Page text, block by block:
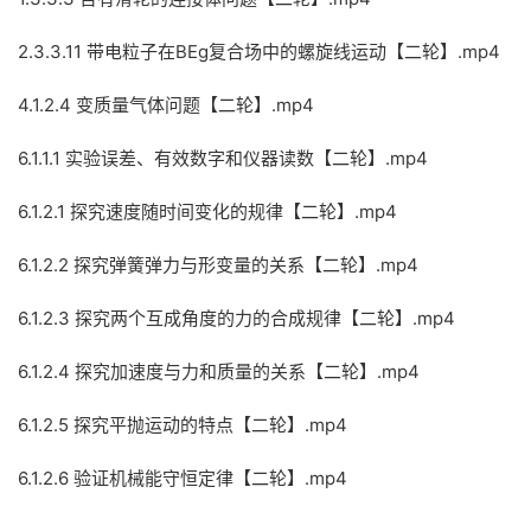
2.3.3.11 带电粒子在BEg复合场中的螺旋线运动【二轮】.mp4
4.1.2.4 变质量气体问题【二轮】.mp4
6.1.1.1 实验误差、有效数字和仪器读数【二轮】.mp4
6.1.2.1 探究速度随时间变化的规律【二轮】.mp4
6.1.2.2 探究弹簧弹力与形变量的关系【二轮】.mp4
6.1.2.3 探究两个互成角度的力的合成规律【二轮】.mp4
6.1.2.4 探究加速度与力和质量的关系【二轮】.mp4
6.1.2.5 探究平抛运动的特点【二轮】.mp4
6.1.2.6 验证机械能守恒定律【二轮】.mp4